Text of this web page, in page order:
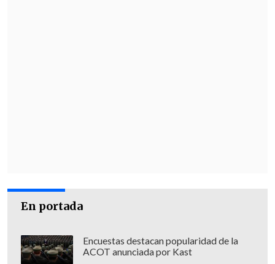
En portada
Encuestas destacan popularidad de la
ACOT anunciada por Kast